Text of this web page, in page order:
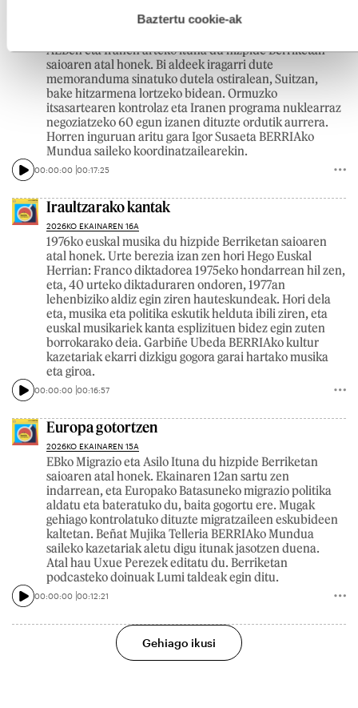
esplizitua ematen diguzu.Gehiago irakurri
Baztertu cookie-ak
Berriro abiapuntuan?
AEBen eta Iranen arteko ituna du hizpide Berriketan
saioaren atal honek. Bi aldeek iragarri dute
memoranduma sinatuko dutela ostiralean, Suitzan,
bake hitzarmena lortzeko bidean. Ormuzko
itsasartearen kontrolaz eta Iranen programa nuklearraz
negoziatzeko 60 egun izanen dituzte ordutik aurrera.
Horren inguruan aritu gara Igor Susaeta BERRIAko
Mundua saileko koordinatzailearekin.
00:00:00 00:17:25
Iraultzarako kantak
2026KO EKAINAREN 16A
1976ko euskal musika du hizpide Berriketan saioaren
atal honek. Urte berezia izan zen hori Hego Euskal
Herrian: Franco diktadorea 1975eko hondarrean hil zen,
eta, 40 urteko diktaduraren ondoren, 1977an
lehenbiziko aldiz egin ziren hauteskundeak. Hori dela
eta, musika eta politika eskutik helduta ibili ziren, eta
euskal musikariek kanta esplizituen bidez egin zuten
borrokarako deia. Garbiñe Ubeda BERRIAko kultur
kazetariak ekarri dizkigu gogora garai hartako musika
eta giroa.
00:00:00 00:16:57
Europa gotortzen
2026KO EKAINAREN 15A
EBko Migrazio eta Asilo Ituna du hizpide Berriketan
saioaren atal honek. Ekainaren 12an sartu zen
indarrean, eta Europako Batasuneko migrazio politika
aldatu eta bateratuko du, baita gogortu ere. Mugak
gehiago kontrolatuko dituzte migratzaileen eskubideen
kaltetan. Beñat Mujika Telleria BERRIAko Mundua
saileko kazetariak aletu digu itunak jasotzen duena.
Atal hau Uxue Perezek editatu du. Berriketan
podcasteko doinuak Lumi taldeak egin ditu.
00:00:00 00:12:21
Gehiago ikusi